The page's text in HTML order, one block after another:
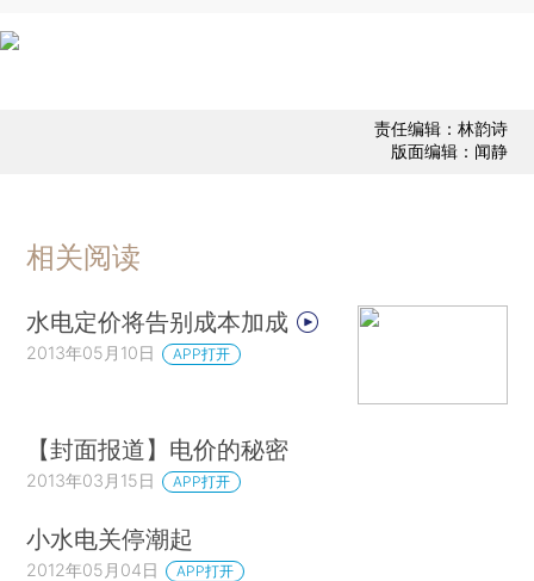
责任编辑：林韵诗
版面编辑：闻静
相关阅读
水电定价将告别成本加成
2013年05月10日 APP打开
【封面报道】电价的秘密
2013年03月15日 APP打开
小水电关停潮起
2012年05月04日 APP打开